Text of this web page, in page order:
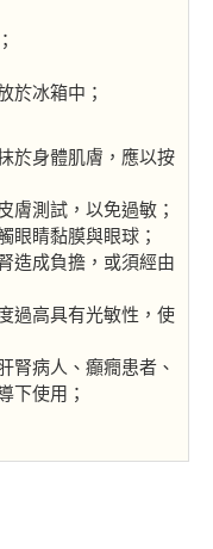
於冰箱中；
於身體肌膚，應以按
膚測試，以免過敏；
眼睛黏膜與眼球；
造成負擔，或須經由
過高具有光敏性，使
腎病人、癲癇患者、
下使用；